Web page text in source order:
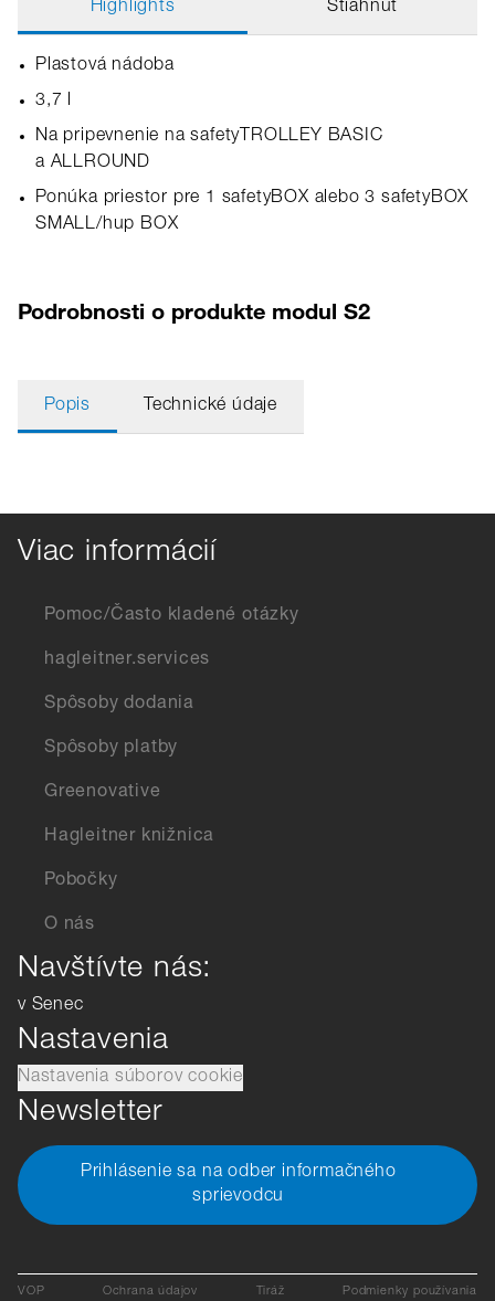
Highlights Stiahnuť
Plastová nádoba
3,7 l
Na pripevnenie na safetyTROLLEY BASIC
a ALLROUND
Ponúka priestor pre 1 safetyBOX alebo 3 safetyBOX
SMALL/hup BOX
Podrobnosti o produkte modul S2
Popis Technické údaje
Viac informácií
Pomoc/Často kladené otázky
hagleitner.services
Spôsoby dodania
Spôsoby platby
Greenovative
Hagleitner knižnica
Pobočky
O nás
Navštívte nás:
v Senec
Nastavenia
Nastavenia súborov cookie
Newsletter
Prihlásenie sa na odber informačného
sprievodcu
VOP Ochrana údajov Tiráž Podmienky používania